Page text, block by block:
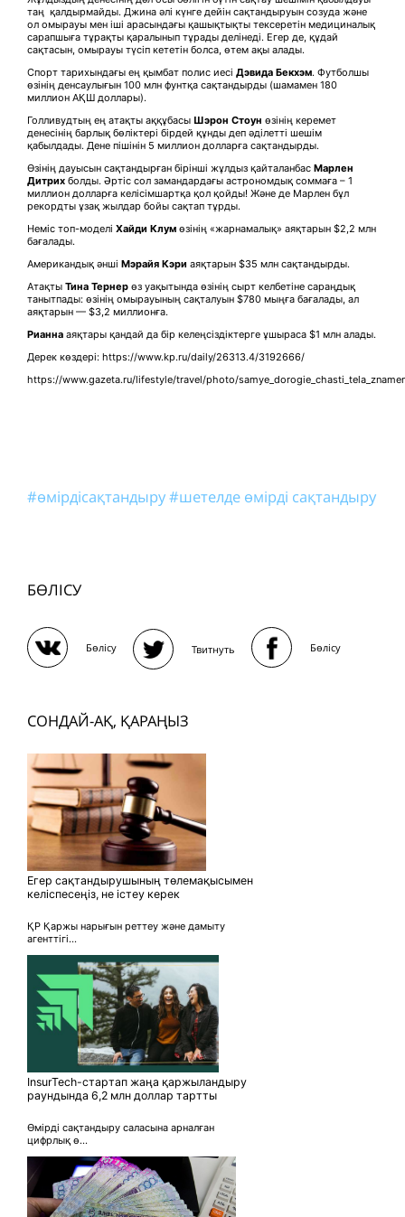
таң қалдырмайды. Джина әлі күнге дейін сақтандыруын созуда және
ол омырауы мен іші арасындағы қашықтықты тексеретін медициналық
сарапшыға тұрақты қаралынып тұрады делінеді. Егер де, құдай
сақтасын, омырауы түсіп кететін болса, өтем ақы алады.
Спорт тарихындағы ең қымбат полис иесі Дэвида Бекхэм. Футболшы
өзінің денсаулығын 100 млн фунтқа сақтандырды (шамамен 180
миллион АҚШ доллары).
Голливудтың ең атақты аққұбасы Шэрон Стоун өзінің керемет
денесінің барлық бөліктері бірдей құнды деп әділетті шешім
қабылдады. Дене пішінін 5 миллион долларға сақтандырды.
Өзінің дауысын сақтандырған бірінші жұлдыз қайталанбас Марлен
Дитрих болды. Әртіс сол замандардағы астрономдық соммаға – 1
миллион долларға келісімшартқа қол қойды! Және де Марлен бұл
рекордты ұзақ жылдар бойы сақтап тұрды.
Неміс топ-моделі Хайди Клум өзінің «жарнамалық» аяқтарын $2,2 млн
бағалады.
Американдық әнші Мэрайя Кэри аяқтарын $35 млн сақтандырды.
Атақты Тина Тернер өз уақытында өзінің сырт келбетіне сараңдық
танытпады: өзінің омырауының сақталуын $780 мыңға бағалады, ал
аяқтарын — $3,2 миллионға.
Рианна аяқтары қандай да бір келеңсіздіктерге ұшыраса $1 млн алады.
Дерек көздері: https://www.kp.ru/daily/26313.4/3192666/
https://www.gazeta.ru/lifestyle/travel/photo/
#өмірдісақтандыру#шетелде өмірді сақтандыру
БӨЛІСУ
Бөлісу Твитнуть Бөлісу
СОНДАЙ-АҚ, ҚАРАҢЫЗ
Егер сақтандырушының төлемақысымен
келіспесеңіз, не істеу керек
ҚР Қаржы нарығын реттеу және дамыту
агенттігі...
InsurTech-стартап жаңа қаржыландыру
раундында 6,2 млн доллар тартты
Өмірді сақтандыру саласына арналған
цифрлық ө...